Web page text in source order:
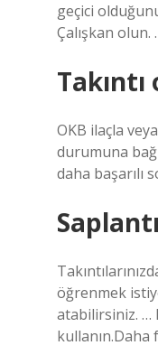
geçici
Çalışkan
OKB ilaçla
durumuna
daha başarılı
öğrenmek
atabilirsiniz. …
kullanın.Daha